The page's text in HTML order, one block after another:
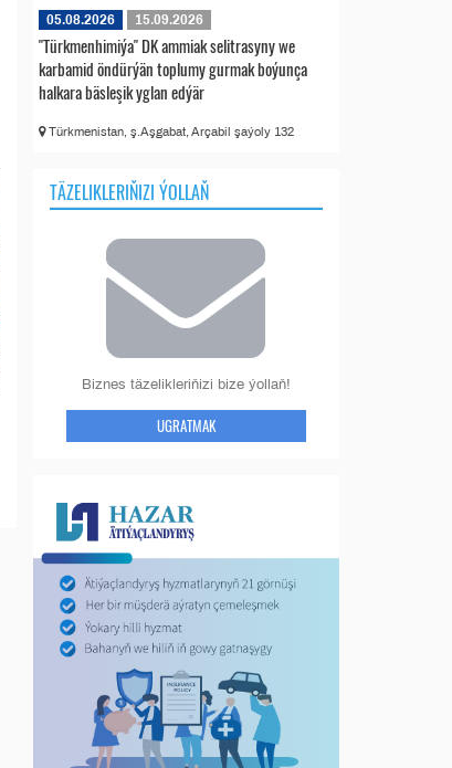
05.08.2026 15.09.2026
"Türkmenhimiýa" DK ammiak selitrasyny we
karbamid öndürýän toplumy gurmak boýunça
halkara bäsleşik yglan edýär
Türkmenistan, ş.Aşgabat, Arçabil şaýoly 132
TÄZELIKLERIŇIZI ÝOLLAŇ
Biznes täzelikleriňizi bize ýollaň!
UGRATMAK